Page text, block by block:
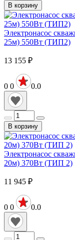
В корзину
Электронасос
25м) 550Вт (ТИП2)
13 155 ₽
0 0 0.0
В корзину
Электронасос
20м) 370Вт (ТИП 2)
11 945 ₽
0 0 0.0